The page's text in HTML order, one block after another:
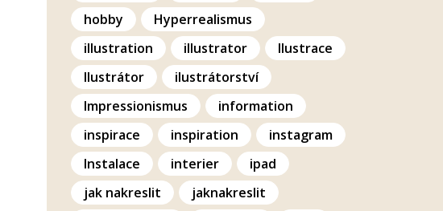
hobby
Hyperrealismus
illustration
illustrator
Ilustrace
Ilustrátor
ilustrátorství
Impressionismus
information
inspirace
inspiration
instagram
Instalace
interier
ipad
jak nakreslit
jaknakreslit